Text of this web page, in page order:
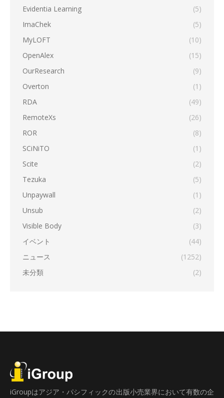
Evidentia Learning
(5)
ImaChek
(5)
MyLOFT
(10)
OpenAlex
(15)
OurResearch
(9)
Overton
(1)
RDA
(49)
RemoteXs
(26)
ROR
(8)
SCiNiTO
(1)
Scite
(2)
Tezuka
(5)
Unpaywall
(1)
Unsub
(2)
Visible Body
(3)
イベント
(44)
ニュース
(1252)
未分類
(2)
iGroupはアジア・パシフィックの出版小売業界において有数の企